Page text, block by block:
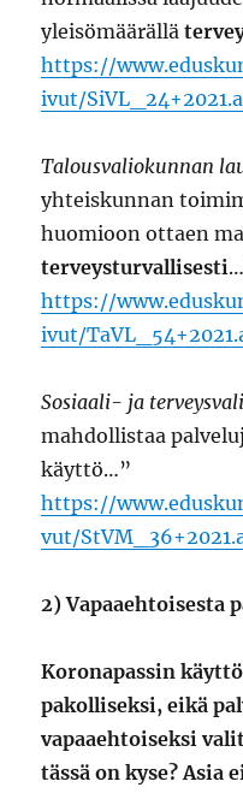
yleisömäärällä
https://
ivut/
Talousvaliokunnan
yhteiskunnan
huomioon ottaen
terveysturvallisesti
https://
ivut/
Sosiaali- ja
mahdollistaa
käyttö…”
https://
vut/
2) Vapaaehtoisesta
Koronapassin
pakolliseksi, eikä
vapaaehtoiseksi
tässä on kyse? Asia